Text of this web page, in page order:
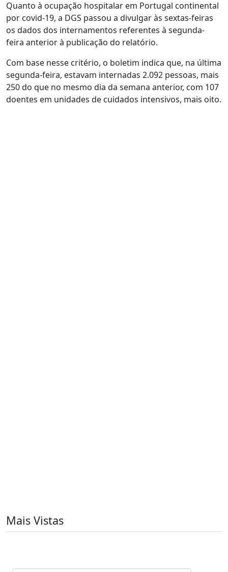
Quanto à ocupação hospitalar em Portugal continental
por covid-19, a DGS passou a divulgar às sextas-feiras
os dados dos internamentos referentes à segunda-
feira anterior à publicação do relatório.
Com base nesse critério, o boletim indica que, na última
segunda-feira, estavam internadas 2.092 pessoas, mais
250 do que no mesmo dia da semana anterior, com 107
doentes em unidades de cuidados intensivos, mais oito.
Mais Vistas